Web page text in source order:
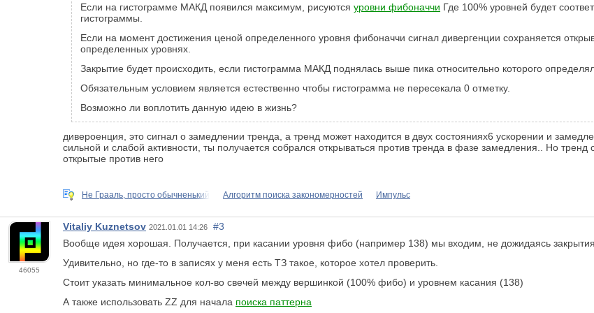
Если на гистограмме МАКД появился максимум, рисуются уровни фибоначчи Где 100% уровней будет
гистограммы.
Если на момент достижения ценой определенного уровня фибоначчи сигнал дивергенции сохраняется
определенных уровнях.
Закрытие будет происходить, если гистограмма МАКД поднялась выше пика относительно которого
Обязательным условием является естественно чтобы гистограмма не пересекала 0 отметку.
Возможно ли воплотить данную идею в жизнь?
дивероенция, это сигнал о замедлении тренда, а тренд может находится в двух состояниях6 ускорении и
сильной и слабой активности, ты получается собрался открываться против тренда в фазе замедления.. Но тренд
открытые против него
Не Грааль, просто обычненький Алгоритм поиска закономерностей Импульс
46055
Vitaliy Kuznetsov 2021.01.01 14:26
#3
Вообще идея хорошая. Получается, при касании уровня фибо (например 138) мы входим, не дожидаясь закрытия.
Удивительно, но где-то в записях у меня есть ТЗ такое, которое хотел проверить.
Стоит указать минимальное кол-во свечей между вершинкой (100% фибо) и уровнем касания (138)
А также использовать ZZ для начала поиска паттерна